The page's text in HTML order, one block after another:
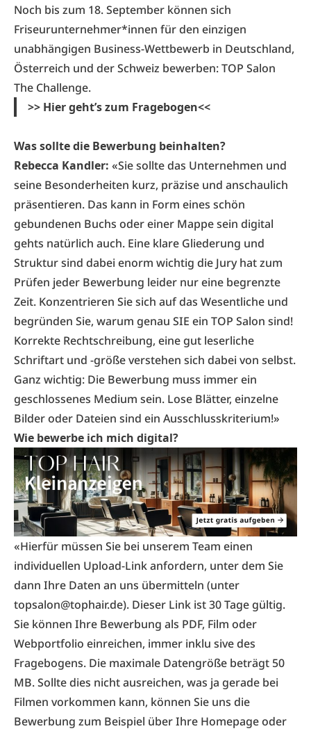
Noch bis zum 18. September können sich
Friseurunternehmer*innen für den einzigen
unabhängigen Business-Wettbewerb in Deutschland,
Österreich und der Schweiz bewerben: TOP Salon
The Challenge.
>> Hier geht’s zum Fragebogen<<
Was sollte die Bewerbung beinhalten?
Rebecca Kandler: «Sie sollte das Unternehmen und
seine Besonderheiten kurz, präzise und anschaulich
präsentieren. Das kann in Form eines schön
gebundenen Buchs oder einer Mappe sein digital
gehts natürlich auch. Eine klare Gliederung und
Struktur sind dabei enorm wichtig die Jury hat zum
Prüfen jeder Bewerbung leider nur eine begrenzte
Zeit. Konzentrieren Sie sich auf das Wesentliche und
begründen Sie, warum genau SIE ein TOP Salon sind!
Korrekte Rechtschreibung, eine gut leserliche
Schriftart und -größe verstehen sich dabei von selbst.
Ganz wichtig: Die Bewerbung muss immer ein
geschlossenes Medium sein. Lose Blätter, einzelne
Bilder oder Dateien sind ein Ausschlusskriterium!»
Wie bewerbe ich mich digital?
«Hierfür müssen Sie bei unserem Team einen
individuellen Upload-Link anfordern, unter dem Sie
dann Ihre Daten an uns übermitteln (unter
topsalon@tophair.de). Dieser Link ist 30 Tage gültig.
Sie können Ihre Bewerbung als PDF, Film oder
Webportfolio einreichen, immer inklu sive des
Fragebogens. Die maximale Datengröße beträgt 50
MB. Sollte dies nicht ausreichen, was ja gerade bei
Filmen vorkommen kann, können Sie uns die
Bewerbung zum Beispiel über Ihre Homepage oder